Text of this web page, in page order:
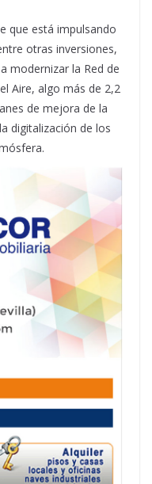
que está impulsando
otras inversiones,
modernizar la Red de
Aire, algo más de 2,2
de mejora de la
digitalización de los